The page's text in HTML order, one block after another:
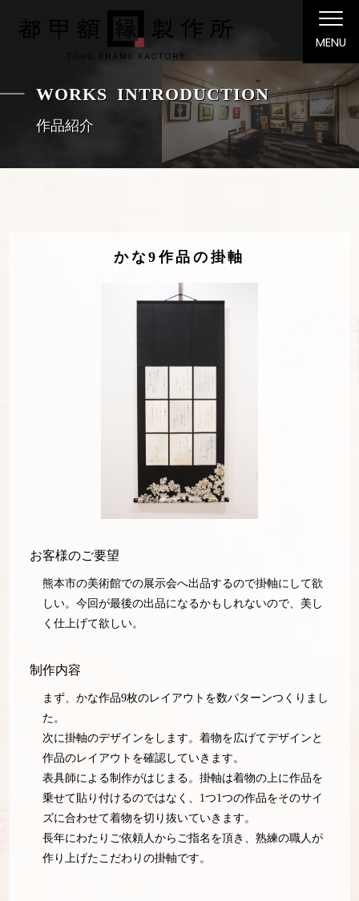
MENU
WORKS INTRODUCTION
作品紹介
かな9作品の掛軸
お客様のご要望
熊本市の美術館での展示会へ出品するので掛軸にして欲
しい。今回が最後の出品になるかもしれないので、美し
く仕上げて欲しい。
制作内容
まず、かな作品9枚のレイアウトを数パターンつくりまし
た。
次に掛軸のデザインをします。着物を広げてデザインと
作品のレイアウトを確認していきます。
表具師による制作がはじまる。掛軸は着物の上に作品を
乗せて貼り付けるのではなく、1つ1つの作品をそのサイ
ズに合わせて着物を切り抜いていきます。
長年にわたりご依頼人からご指名を頂き、熟練の職人が
作り上げたこだわりの掛軸です。